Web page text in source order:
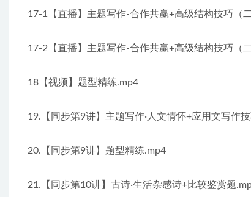
17-1【直播】主题写作-合作共赢+高级结构技巧（
17-2【直播】主题写作-合作共赢+高级结构技巧（
18【视频】题型精练.mp4
19.【同步第9讲】主题写作·人文情怀+应用文写作
20.【同步第9讲】题型精练.mp4
21.【同步第10讲】古诗·生活杂感诗+比较鉴赏题